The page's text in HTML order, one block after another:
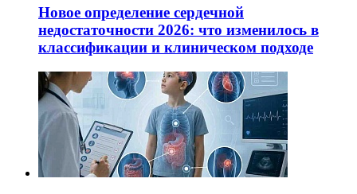
Новое определение сердечной
недостаточности 2026: что изменилось в
классификации и клиническом подходе